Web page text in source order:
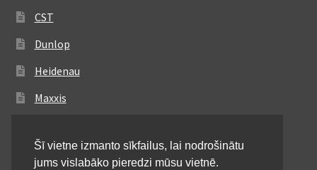
CST
Dunlop
Heidenau
Maxxis
Michelin
Šī vietne izmanto sīkfailus, lai nodrošinātu
jums vislabāko pieredzi mūsu vietnē.